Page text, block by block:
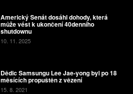
Americký Senát dosáhl dohody, která
může vést k ukončení 40denního
shutdownu
10. 11. 2025
Dědic Samsungu Lee Jae-yong byl po 18
měsících propuštěn z vězení
15. 8. 2021